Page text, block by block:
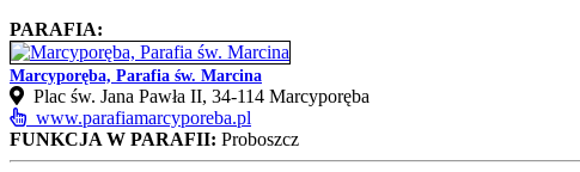
PARAFIA:
Marcyporęba, Parafia św. Marcina
Plac św. Jana Pawła II, 34-114 Marcyporęba
www.parafiamarcyporeba.pl
FUNKCJA W PARAFII: Proboszcz